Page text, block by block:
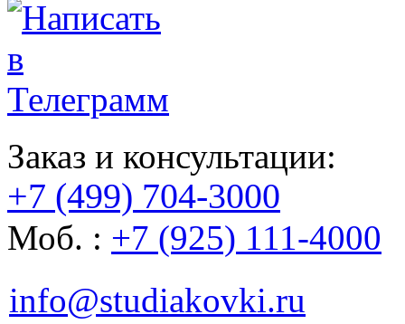
Заказ и консультации:
+7 (499) 704-3000
Моб. : +7 (925) 111-4000
info@studiakovki.ru